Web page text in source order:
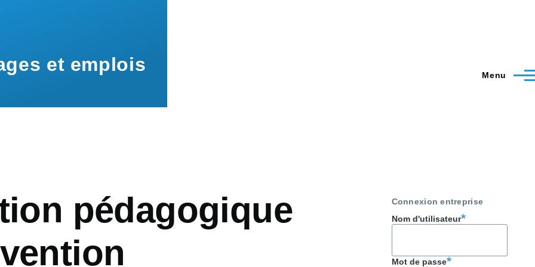
et emplois Menu
pédagogique
Connexion entreprise
Nom d'utilisateur
Mot de passe